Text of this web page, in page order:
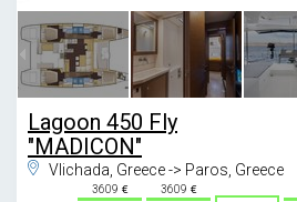
Lagoon 450 Fly
"MADICON"
Vlichada, Greece -> Paros, Greece
3609
3609